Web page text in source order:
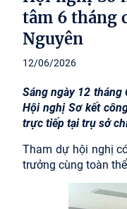
tâm 6 tháng
Nguyên
12/06/2026
Sáng ngày 12 tháng
Hội nghị Sơ kết
trực tiếp tại trụ sở
Tham dự hội nghị
trưởng cùng toàn